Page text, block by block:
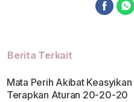
Berita Terkait
Mata Perih Akibat Keasyikan
Terapkan Aturan 20-20-20